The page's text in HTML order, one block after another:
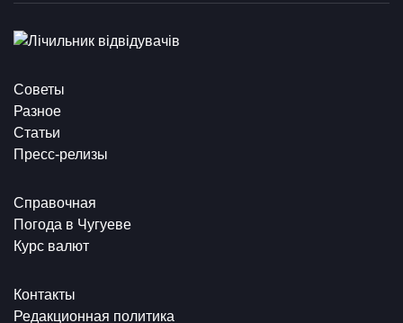
Советы
Разное
Статьи
Пресс-релизы
Справочная
Погода в Чугуеве
Курс валют
Контакты
Редакционная политика